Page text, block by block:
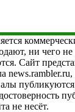
ни чего
Сайт
не несёт.